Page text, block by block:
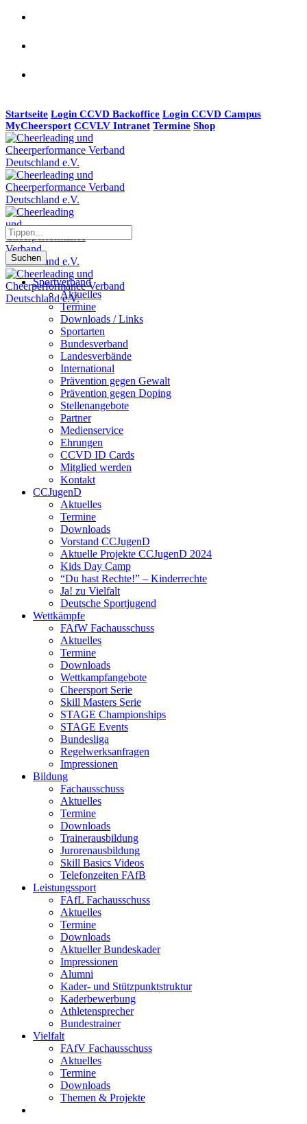
Startseite Login CCVD Backoffice Login CCVD Campus
MyCheersport CCVLV Intranet Termine Shop
Suchen
Sportverband
Aktuelles
Termine
Downloads / Links
Sportarten
Bundesverband
Landesverbände
International
Prävention gegen Gewalt
Prävention gegen Doping
Stellenangebote
Partner
Medienservice
Ehrungen
CCVD ID Cards
Mitglied werden
Kontakt
CCJugenD
Aktuelles
Termine
Downloads
Vorstand CCJugenD
Aktuelle Projekte CCJugenD 2024
Kids Day Camp
“Du hast Rechte!” – Kinderrechte
Ja! zu Vielfalt
Deutsche Sportjugend
Wettkämpfe
FAfW Fachausschuss
Aktuelles
Termine
Downloads
Wettkampfangebote
Cheersport Serie
Skill Masters Serie
STAGE Championships
STAGE Events
Bundesliga
Regelwerksanfragen
Impressionen
Bildung
Fachausschuss
Aktuelles
Termine
Downloads
Trainerausbildung
Jurorenausbildung
Skill Basics Videos
Telefonzeiten FAfB
Leistungssport
FAfL Fachausschuss
Aktuelles
Termine
Downloads
Aktueller Bundeskader
Impressionen
Alumni
Kader- und Stützpunktstruktur
Kaderbewerbung
Athletensprecher
Bundestrainer
Vielfalt
FAfV Fachausschuss
Aktuelles
Termine
Downloads
Themen & Projekte